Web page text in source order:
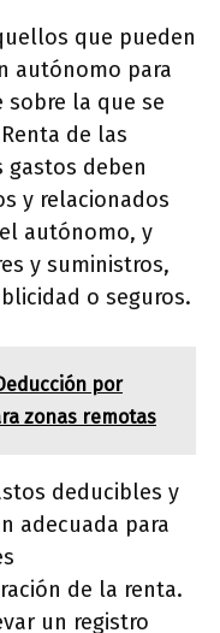
que pueden
autónomo para
la que se
de las
gastos deben
y relacionados
autónomo, y
y suministros,
o seguros.
por
zonas remotas
deducibles y
adecuada para
de la renta.
un registro